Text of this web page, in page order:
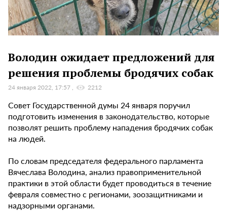
Володин ожидает предложений для
решения проблемы бродячих собак
24 января 2022, 17:57 2212
Совет Государственной думы 24 января поручил
подготовить изменения в законодательство, которые
позволят решить проблему нападения бродячих собак
на людей.
По словам председателя федерального парламента
Вячеслава Володина, анализ правоприменительной
практики в этой области будет проводиться в течение
февраля совместно с регионами, зоозащитниками и
надзорными органами.